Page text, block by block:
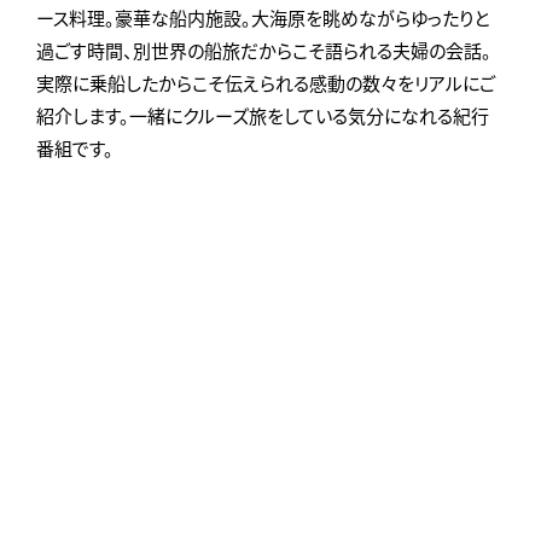
ース料理。豪華な船内施設。大海原を眺めながらゆったりと
過ごす時間、別世界の船旅だからこそ語られる夫婦の会話。
実際に乗船したからこそ伝えられる感動の数々をリアルにご
紹介します。一緒にクルーズ旅をしている気分になれる紀行
番組です。